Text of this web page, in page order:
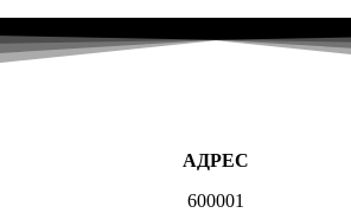
АДРЕС
600001